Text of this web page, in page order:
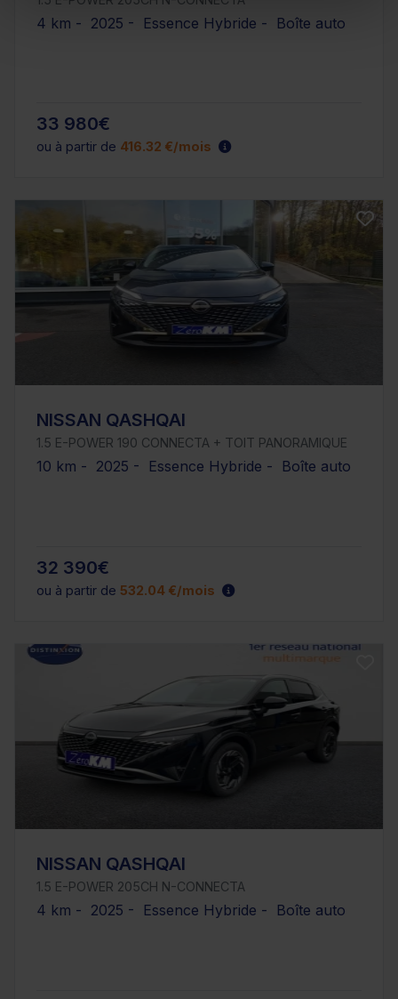
4 km - 2025 - Essence Hybride - Boîte auto
33 980€
ou à partir de 416.32 €/mois
NISSAN QASHQAI
1.5 E-POWER 190 CONNECTA + TOIT PANORAMIQUE
10 km - 2025 - Essence Hybride - Boîte auto
32 390€
ou à partir de 532.04 €/mois
NISSAN QASHQAI
1.5 E-POWER 205CH N-CONNECTA
4 km - 2025 - Essence Hybride - Boîte auto